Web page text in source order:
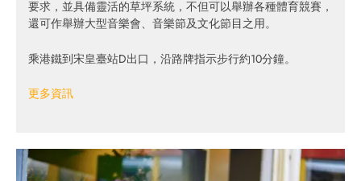
要求，並具備靈活的草坪系統，不但可以舉辦各種體育競賽，
還可作舉辦大型音樂會、音樂節及文化節目之用。
乘港鐵到宋皇臺站D出口，沿路牌指示步行約10分鐘。
更多資訊